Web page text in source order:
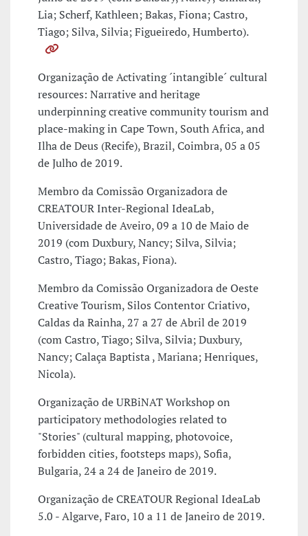
Lia; Scherf, Kathleen; Bakas, Fiona; Castro,
Tiago; Silva, Silvia; Figueiredo, Humberto).
Organização de Activating ´intangible´ cultural
resources: Narrative and heritage
underpinning creative community tourism and
place-making in Cape Town, South Africa, and
Ilha de Deus (Recife), Brazil, Coimbra, 05 a 05
de Julho de 2019.
Membro da Comissão Organizadora de
CREATOUR Inter-Regional IdeaLab,
Universidade de Aveiro, 09 a 10 de Maio de
2019 (com Duxbury, Nancy; Silva, Silvia;
Castro, Tiago; Bakas, Fiona).
Membro da Comissão Organizadora de Oeste
Creative Tourism, Silos Contentor Criativo,
Caldas da Rainha, 27 a 27 de Abril de 2019
(com Castro, Tiago; Silva, Silvia; Duxbury,
Nancy; Calaça Baptista , Mariana; Henriques,
Nicola).
Organização de URBiNAT Workshop on
participatory methodologies related to
"Stories" (cultural mapping, photovoice,
forbidden cities, footsteps maps), Sofia,
Bulgaria, 24 a 24 de Janeiro de 2019.
Organização de CREATOUR Regional IdeaLab
5.0 - Algarve, Faro, 10 a 11 de Janeiro de 2019.